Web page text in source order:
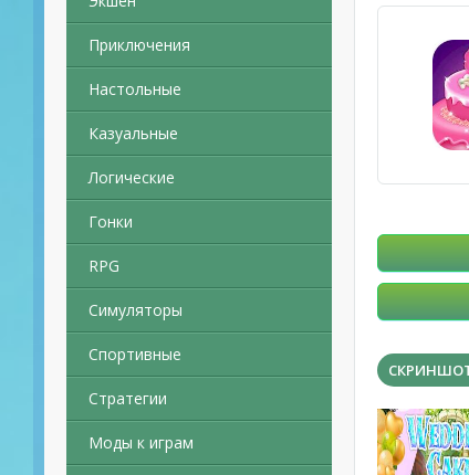
Приключения
Настольные
Казуальные
Логические
Гонки
RPG
Симуляторы
Спортивные
Стратегии
Моды к играм